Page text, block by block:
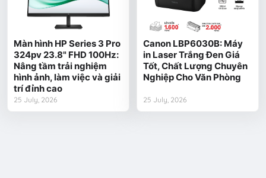
Màn hình HP Series 3 Pro
324pv 23.8" FHD 100Hz:
Nâng tầm trải nghiệm
hình ảnh, làm việc và giải
trí đỉnh cao
25 July, 2026
Canon LBP6030B: Máy
in Laser Trắng Đen Giá
Tốt, Chất Lượng Chuyên
Nghiệp Cho Văn Phòng
25 July, 2026